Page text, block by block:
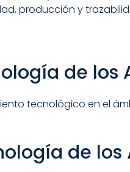
producción y
de los
tecnológico en el
de los